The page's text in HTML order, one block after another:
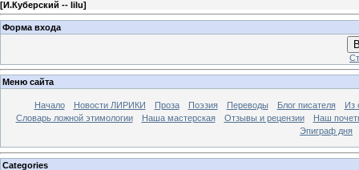
[И.Куберский -- lilu]
Форма входа
Меню сайта
Начало Новости ЛИРИКИ Проза Поэзия Переводы Блог писателя
Из
Словарь ложной этимологии
Наша мастерская Отзывы и рецензии
Наш
Эпиграф дня
Categories